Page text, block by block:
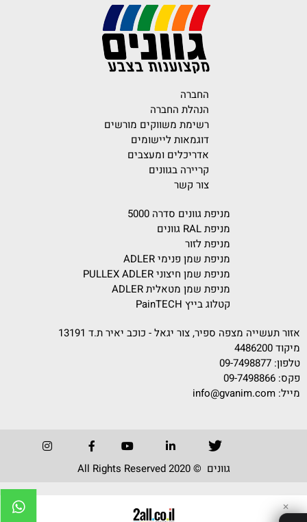
החברה
הנהלת החברה
רשימת משווקים מורשים
דוגמאות ליישומים
אדריכלים ומעצבים
קריירה בגוונים
צור קשר
מניפת גוונים סדרה 5000
מניפת RAL גוונים
מניפת לזור
מניפת שמן פנימי ADLER
מניפת שמן חיצוני PULLEX ADLER
מניפת שמן מטאלית ADLER
קטלוג בייץ PainTECH
אזור תעשייה מצפה ספיר, צור יגאל - כוכב יאיר ת.ד 13191
מיקוד 4486200
טלפון: 09-7498877
פקס: 09-7498866
מייל: info@gvanim.com
גוונים © 2020 All Rights Reserved
✕